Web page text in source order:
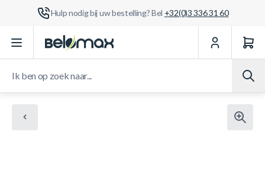
Hulp nodig bij uw bestelling? Bel +32(0)3 336 31 60
Ga naar de inhoud